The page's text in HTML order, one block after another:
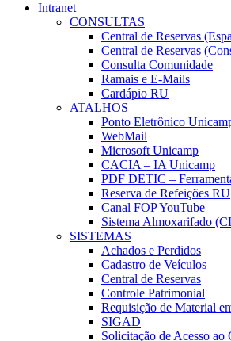
Intranet
CONSULTAS
Central de Reservas
Central de Reservas
Consulta Comunidade
Ramais e E-Mails
Cardápio RU
ATALHOS
Ponto Eletrônico
WebMail
Microsoft Unicamp
CACIA – IA Unicamp
PDF DETIC –
Reserva de Refeições RU
Canal FOP YouTube
Sistema Almoxarifado
SISTEMAS
Achados e Perdidos
Cadastro de Veículos
Central de Reservas
Controle Patrimonial
Requisição de Material
SIGAD
Solicitação de Acesso ao